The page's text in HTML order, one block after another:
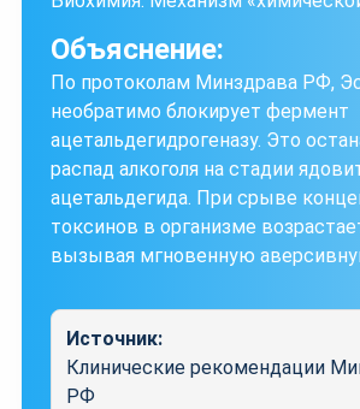
Объяснение:
По протоколам Минздрава РФ,
необратимо блокирует фермент
ацетальдегидрогеназу. Это
распад алкоголя на стадии
ацетальдегида. При срыве
токсинов в организме
вызывая мгновенную
Источник:
Клинические рекомендации
РФ